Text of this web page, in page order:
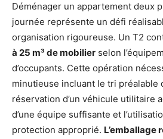
Déménager un appartement deux
journée représente un défi
organisation rigoureuse. Un T2
à 25 m³ de mobilier selon
d’occupants. Cette opération
minutieuse incluant le tri préalable
réservation d’un véhicule utilitaire
d’une équipe suffisante et
protection approprié. L’emballage